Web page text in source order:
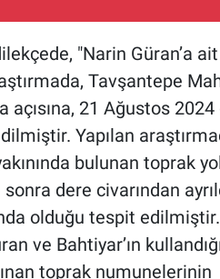
"Narin Güran’a ait
Tavşantepe
açısına, 21 Ağustos
Yapılan
bulunan toprak
dere civarından
olduğu tespit
ve Bahtiyar’ın
toprak numunelerinin